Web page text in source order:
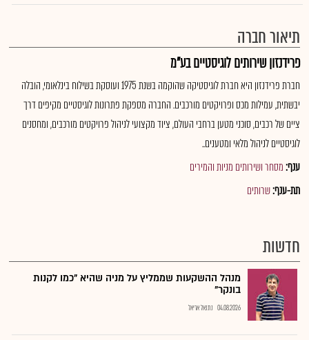
תיאור חברה
פרידנזון שירותים לוגיסטיים בע"מ
חברת פרידנזון היא חברת לוגיסטיקה שהוקמה בשנת 1975 ועוסקת בשילוח בינלאומי, הובלה
יבשתית, עמילות מכס ופרויקטים מורכבים. החברה מספקת פתרונות לוגיסטיים מקיפים דרך
ציים של רכבים, סוכני מטען ברחבי העולם, ציוד מקצועי לניהול פרויקטים מורכבים, ומחסנים
לוגיסטיים לניהול מלאי ומטענים..
ענף:מסחר ושירותים מניות והמירים
תת-ענף:שרותים
חדשות
מנהל ההשקעות שממליץ על מניה שהיא "כמו לקנות
בונקר"
04.08.2026 נתנאל אריאל